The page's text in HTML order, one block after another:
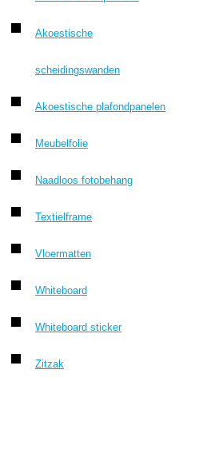
Akoestische
scheidingswanden
Akoestische plafondpanelen
Meubelfolie
Naadloos fotobehang
Textielframe
Vloermatten
Whiteboard
Whiteboard sticker
Zitzak